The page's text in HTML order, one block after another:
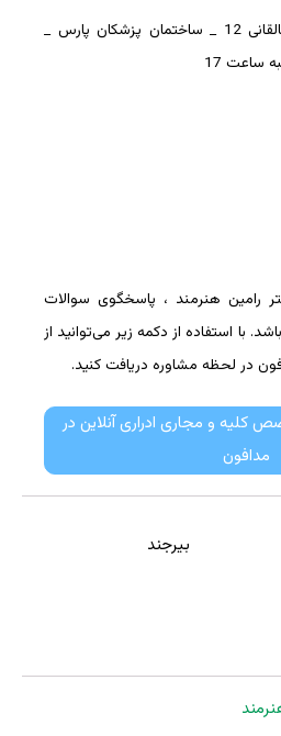
بیرجند خیابان طالقانی _ طالقانی 12 _ ساختمان پزشکان پارس _
ساعت 17
رامین هنرمند ، پاسخگوی سوالات
با استفاده از دکمه زیر می‌توانید از
در لحظه مشاوره دریافت کنید.
کلیه و مجاری ادراری آنلاین در
مدافون
بیرجند